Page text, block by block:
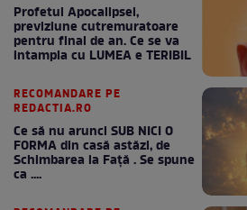
Profetul Apocalipsei,
previziune cutremuratoare
pentru final de an. Ce se va
intampla cu LUMEA e TERIBIL
RECOMANDARE PE
REDACTIA.RO
Ce să nu arunci SUB NICI O
FORMA din casă astăzi, de
Schimbarea la Față . Se spune
ca ....